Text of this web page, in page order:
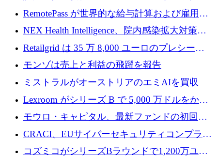
リン GigaLab を発表
クターはファンダメンタルズを中心に再構築
RemotePass が世界的な給与計算および雇用プ
ラットフォームを拡大するために 1,740 万ド
NEX Health Intelligence、院内感染拡大対策に
100万ユーロを確保
Retailgrid は 35 万 8,000 ユーロのプレシード
ラウンドで小売業のスプレッドシートをター
モンゾは売上と利益の飛躍を報告
ミストラルがオーストリアのエミAIを買収
Lexroom がシリーズ B で 5,000 万ドルをかけ
てヨーロッパ大陸法用の法律 AI を構築
モウロ・キャピタル、最新ファンドの初回ク
ローズで4億ドルを確保
CRACI、EUサイバーセキュリティコンプライ
アンスプラットフォームのために140万ユーロ
コズミコがシリーズBラウンドで1,200万ユー